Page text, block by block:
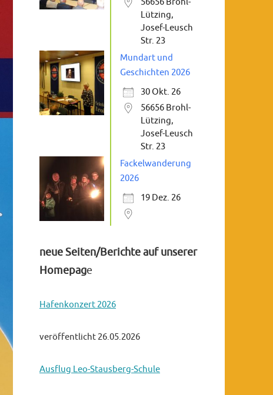
Lützing,
Josef-Leusch
Str. 23
Mundart und
Geschichten 2026
30 Okt. 26
56656 Brohl-
Lützing,
Josef-Leusch
Str. 23
Fackelwanderung
2026
19 Dez. 26
neue Seiten/Berichte auf unserer
Homepage
Hafenkonzert 2026
veröffentlicht 26.05.2026
Ausflug Leo-Stausberg-Schule